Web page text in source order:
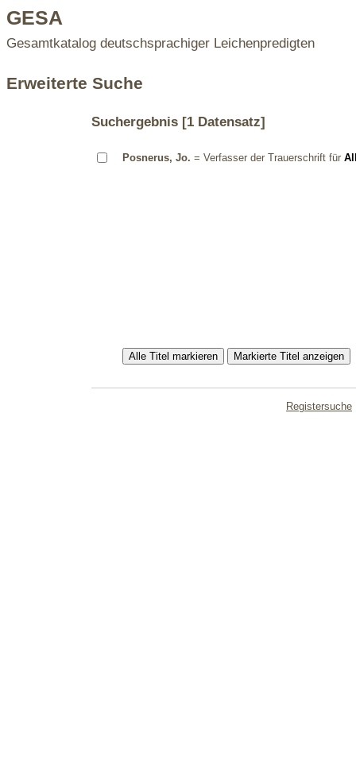
GESA
Gesamtkatalog deutschsprachiger Leichenpredigten
Erweiterte Suche
Suchergebnis[1 Datensatz]
Posnerus, Jo. = Verfasser der Trauerschrift für
Registersuche